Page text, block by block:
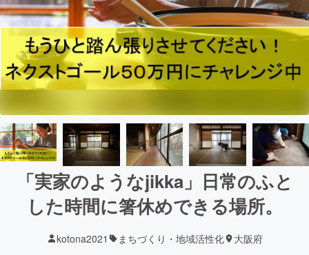
「実家のようなjikka」日常のふと
した時間に箸休めできる場所。
kotona2021 まちづくり・地域活性化 大阪府